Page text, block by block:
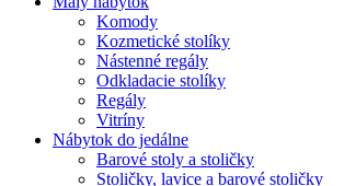
Komody
Kozmetické stolíky
Nástenné regály
Odkladacie stolíky
Regály
Vitríny
Nábytok do jedálne
Barové stoly a stoličky
Stoličky, lavice a barové stoličky